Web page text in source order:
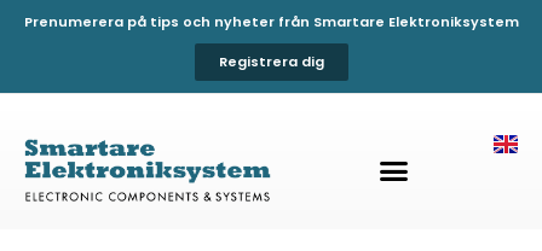
Prenumerera på tips och nyheter från Smartare Elektroniksystem
Registrera dig